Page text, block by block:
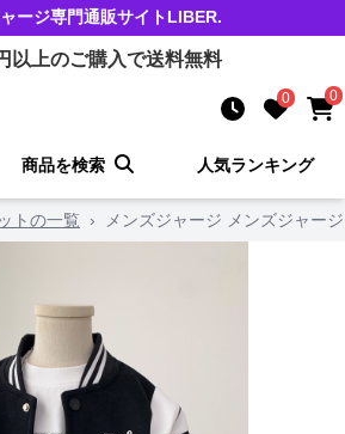
ージ専門通販サイトLIBER.
以上のご購入で送料無料
0 0
商品を検索 人気ランキング
トの一覧 › メンズジャージ メンズジャー